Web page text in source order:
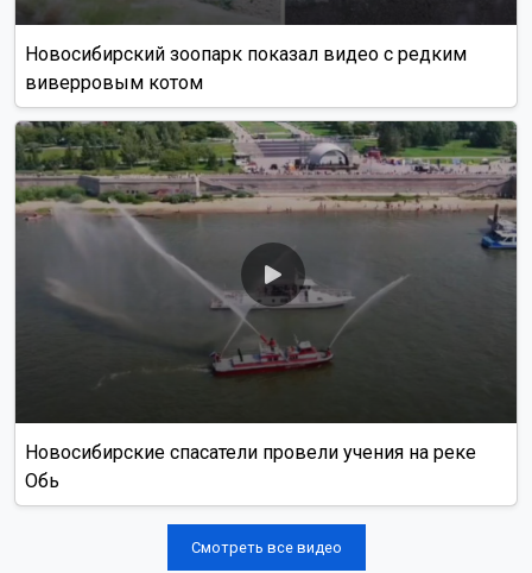
Новосибирский зоопарк показал видео с редким
виверровым котом
Новосибирские спасатели провели учения на реке
Обь
Смотреть все видео